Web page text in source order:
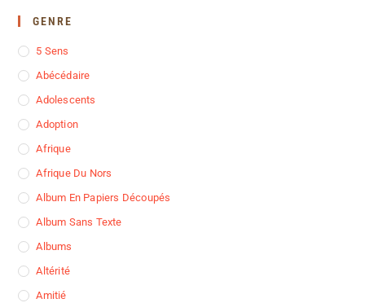
GENRE
5 Sens
Abécédaire
Adolescents
Adoption
Afrique
Afrique Du Nors
Album En Papiers Découpés
Album Sans Texte
Albums
Altérité
Amitié